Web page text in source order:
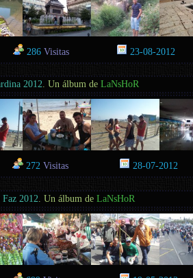
286 Visitas 23-08-2012
2012. Un álbum de LaNsHoR
272 Visitas 28-07-2012
Faz 2012 . Un álbum de LaNsHoR